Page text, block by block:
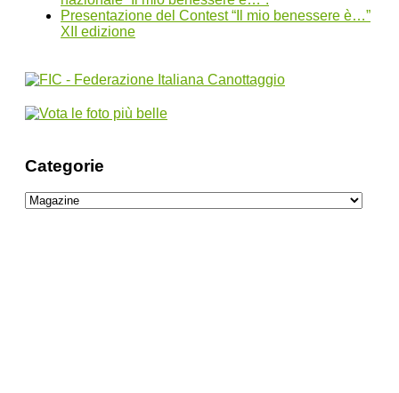
Presentazione del Contest “Il mio benessere è…”
XII edizione
Categorie
Categorie